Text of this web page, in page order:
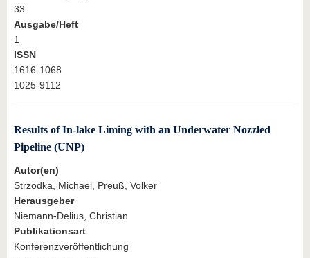
33
Ausgabe/Heft
1
ISSN
1616-1068
1025-9112
Results of In-lake Liming with an Underwater Nozzled
Pipeline (UNP)
Autor(en)
Strzodka, Michael, Preuß, Volker
Herausgeber
Niemann-Delius, Christian
Publikationsart
Konferenzveröffentlichung